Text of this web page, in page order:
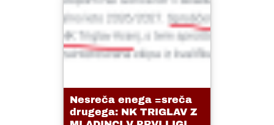
Nesreča enega =sreča
drugega: NK TRIGLAV Z